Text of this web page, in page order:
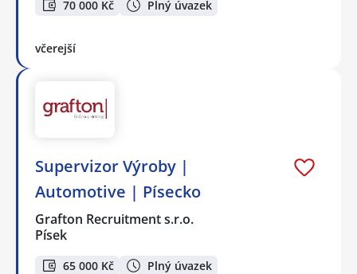
70 000 Kč Plný úvazek
včerejší
Supervizor Výroby |
Automotive | Písecko
Grafton Recruitment s.r.o.
Písek
65 000 Kč Plný úvazek